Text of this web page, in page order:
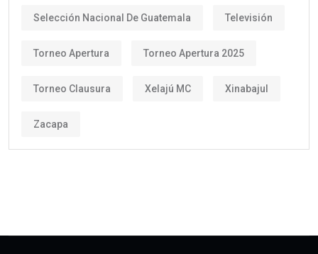
Selección Nacional De Guatemala Televisión
Torneo Apertura Torneo Apertura 2025
Torneo Clausura Xelajú MC Xinabajul
Zacapa